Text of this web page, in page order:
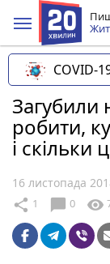
COVID-
робити,
і скільки
16 листопада
share 1 chat_bubble 0 visibility